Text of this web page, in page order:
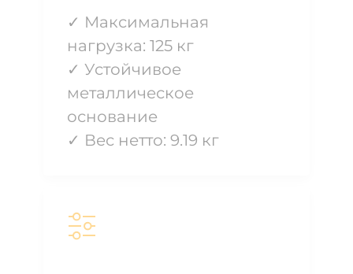
✓ Максимальная
нагрузка: 125 кг
✓ Устойчивое
металлическое
основание
✓ Вес нетто: 9.19 кг